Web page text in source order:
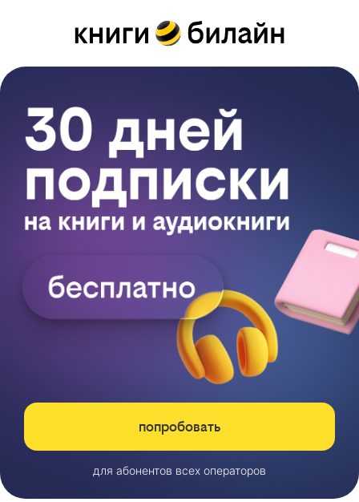
попробовать
для абонентов всех операторов